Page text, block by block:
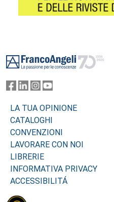
LA TUA OPINIONE
CATALOGHI
CONVENZIONI
LAVORARE CON NOI
LIBRERIE
INFORMATIVA PRIVACY
ACCESSIBILITÁ